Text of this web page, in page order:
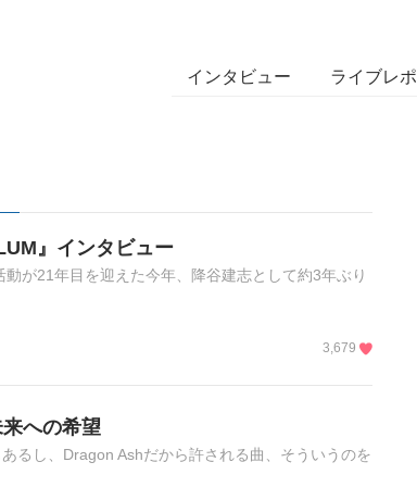
インタビュー ライブレポ
』インタビュー
が21年目を迎えた今年、降谷建志として約3年ぶり
3,679
への希望
るし、Dragon Ashだから許される曲、そういうのを